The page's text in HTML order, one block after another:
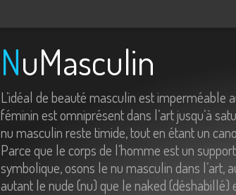
NuMasculin
L’idéal de beauté masculin est imperméable
féminin est omniprésent dans l’art jusqu’à
nu masculin reste timide, tout en étant un
Parce que le corps de l’homme est un
symbolique, osons le nu masculin dans l’art,
autant le nude (nu) que le naked (déshabillé)